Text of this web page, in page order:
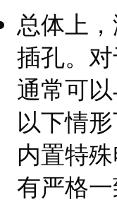
总体上
插孔。
通常可
以下情
内置特
有严格